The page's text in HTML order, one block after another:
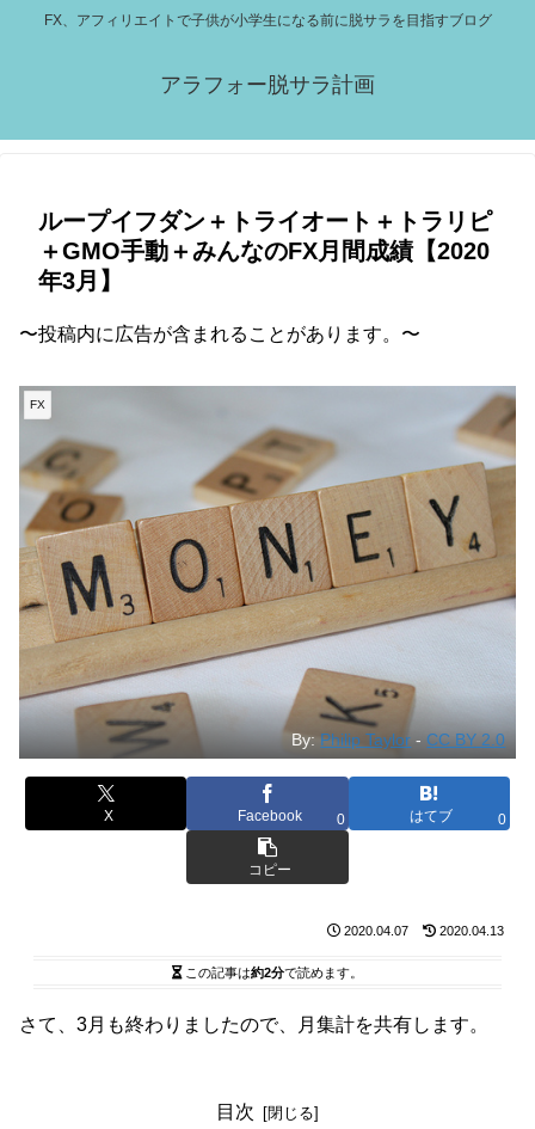
FX、アフィリエイトで子供が小学生になる前に脱サラを目指すブログ
アラフォー脱サラ計画
ループイフダン＋トライオート＋トラリピ
＋GMO手動＋みんなのFX月間成績【2020
年3月】
〜投稿内に広告が含まれることがあります。〜
FX
By: Philip Taylor -CC BY 2.0
X Facebook 0 はてブ 0
コピー
2020.04.07 2020.04.13
この記事は約2分で読めます。
さて、3月も終わりましたので、月集計を共有します。
目次